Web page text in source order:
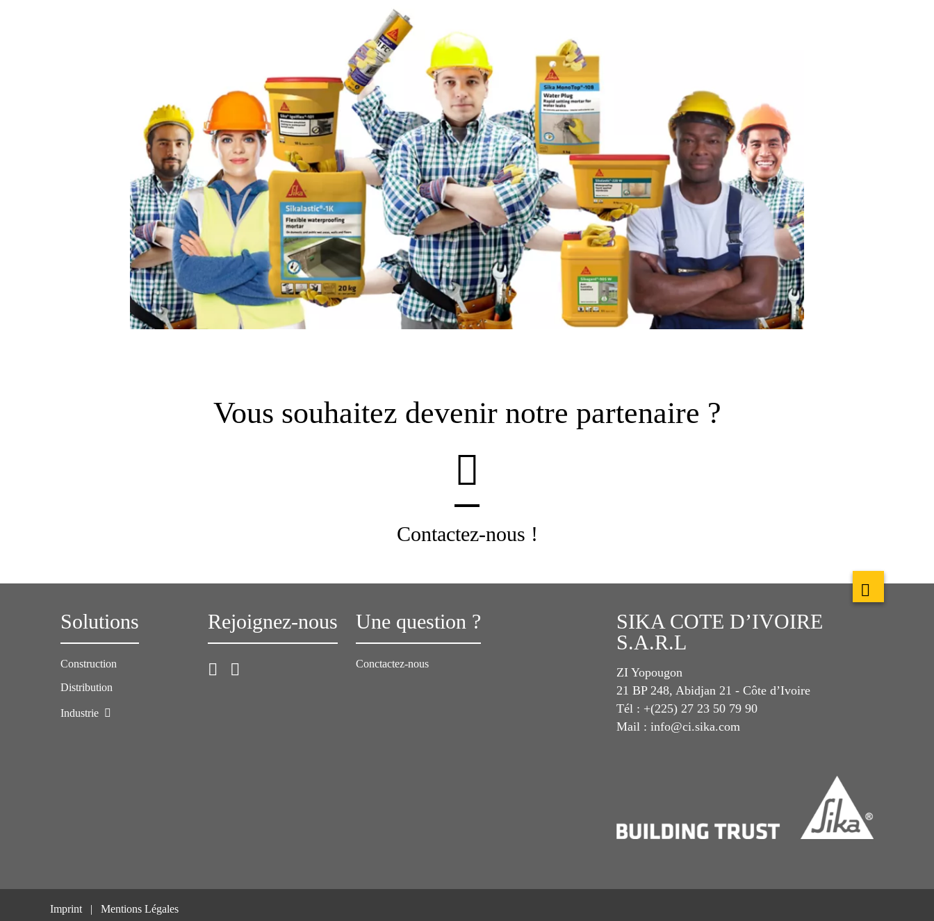
Vous souhaitez devenir notre partenaire ?
Contactez-nous !
Solutions
Construction
Distribution
Industrie
Rejoignez-nous Une question ?
Conctactez-nous
SIKA COTE D’IVOIRE
S.A.R.L
ZI Yopougon
21 BP 248, Abidjan 21 - Côte d’Ivoire
Tél : +(225) 27 23 50 79 90
Mail : info@ci.sika.com
Imprint Mentions Légales